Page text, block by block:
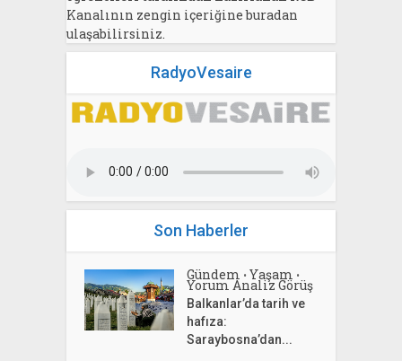
Kanalının zengin içeriğine buradan
ulaşabilirsiniz.
RadyoVesaire
Son Haberler
Gündem • Yaşam •
Yorum Analiz Görüş
Balkanlar’da tarih ve
hafıza:
Saraybosna’dan...